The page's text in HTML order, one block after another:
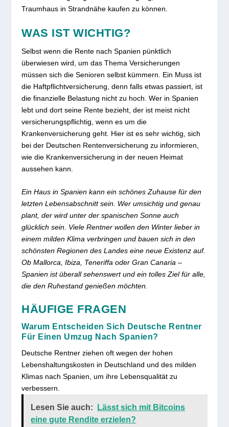
Traumhaus in Strandnähe kaufen zu können.
WAS IST WICHTIG?
Selbst wenn die Rente nach Spanien pünktlich
überwiesen wird, um das Thema Versicherungen
müssen sich die Senioren selbst kümmern. Ein Muss ist
die Haftpflichtversicherung, denn falls etwas passiert, ist
die finanzielle Belastung nicht zu hoch. Wer in Spanien
lebt und dort seine Rente bezieht, der ist meist nicht
versicherungspflichtig, wenn es um die
Krankenversicherung geht. Hier ist es sehr wichtig, sich
bei der Deutschen Rentenversicherung zu informieren,
wie die Krankenversicherung in der neuen Heimat
aussehen kann.
Ein Haus in Spanien kann ein schönes Zuhause für den
letzten Lebensabschnitt sein. Wer umsichtig und genau
plant, der wird unter der spanischen Sonne auch
glücklich sein. Viele Rentner wollen den Winter lieber in
einem milden Klima verbringen und bauen sich in den
schönsten Regionen des Landes eine neue Existenz auf.
Ob Mallorca, Ibiza, Teneriffa oder Gran Canaria –
Spanien ist überall sehenswert und ein tolles Ziel für alle,
die den Ruhestand genießen möchten.
HÄUFIGE FRAGEN
Warum Entscheiden Sich Deutsche Rentner
Für Einen Umzug Nach Spanien?
Deutsche Rentner ziehen oft wegen der hohen
Lebenshaltungskosten in Deutschland und des milden
Klimas nach Spanien, um ihre Lebensqualität zu
verbessern.
Lesen Sie auch:
Lässt sich mit Bitcoins
eine gute Rendite erzielen?